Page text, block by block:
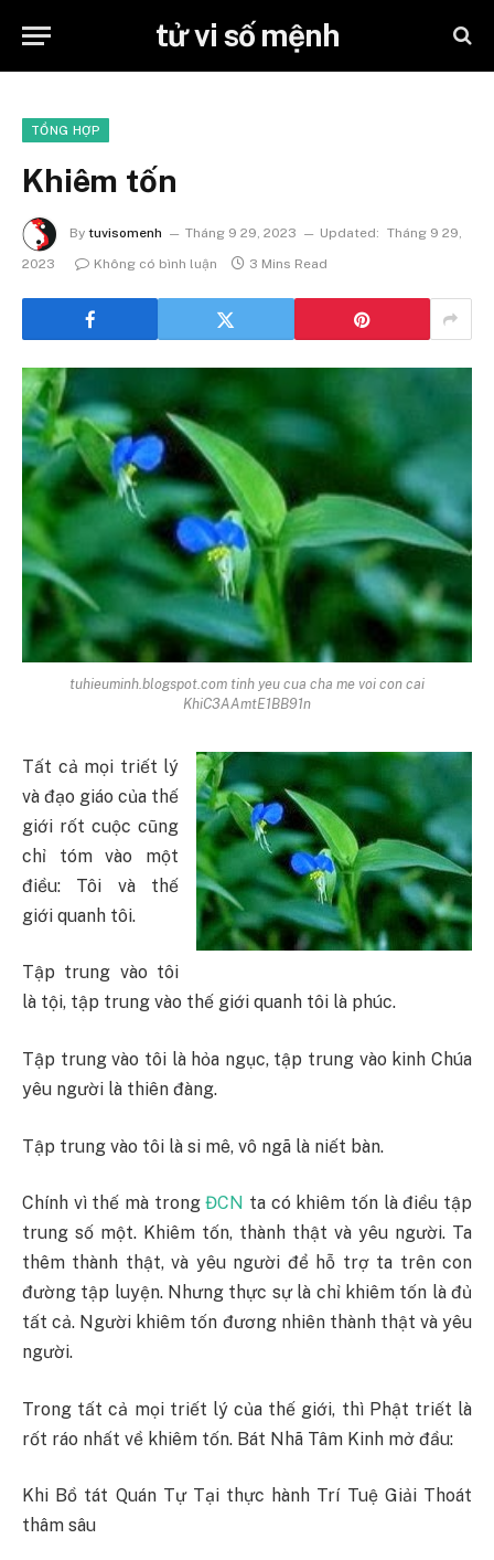
tử vi số mệnh
TỔNG HỢP
Khiêm tốn
By tuvisomenh Tháng 9 29, 2023 Updated: Tháng 9 29,
2023
Không có bình luận 3 Mins Read
tuhieuminh.blogspot.com tinh yeu cua cha me voi con cai
KhiC3AAmtE1BB91n
Tất cả mọi triết lý
và đạo giáo của thế
giới rốt cuộc cũng
chỉ tóm vào một
điều: Tôi và thế
giới quanh tôi.
Tập trung vào tôi
là tội, tập trung vào thế giới quanh tôi là phúc.
Tập trung vào tôi là hỏa ngục, tập trung vào kinh Chúa
yêu người là thiên đàng.
Tập trung vào tôi là si mê, vô ngã là niết bàn.
Chính vì thế mà trongĐCN ta có khiêm tốn là điều tập
trung số một. Khiêm tốn, thành thật và yêu người. Ta
thêm thành thật, và yêu người để hỗ trợ ta trên con
đường tập luyện. Nhưng thực sự là chỉ khiêm tốn là đủ
tất cả. Người khiêm tốn đương nhiên thành thật và yêu
người.
Trong tất cả mọi triết lý của thế giới, thì Phật triết là
rốt ráo nhất về khiêm tốn. Bát Nhã Tâm Kinh mở đầu:
Khi Bồ tát Quán Tự Tại thực hành Trí Tuệ Giải Thoát
thâm sâu